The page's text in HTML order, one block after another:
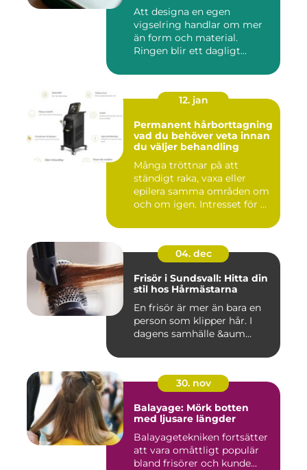
Att designa en egen
vigselring handlar om mer
än form och material.
Ringen blir ett dagligt
12. jan
Permanent hårborttagning
vad du behöver veta innan
du väljer behandling
Många tröttnar på att
ständigt raka, vaxa eller
epilera samma områden om
och om igen. Intresset för ...
04. dec
Frisör i Sundsvall: Hitta din
stil hos Hårmästarna
En frisör är mer än bara en
person som klipper hår. I
dagens samhälle &aum...
30. nov
Balayage: Mörk botten
med ljusare längder
Balayagetekniken fortsätter
att vara omåttligt populär
bland frisörer och kunde...